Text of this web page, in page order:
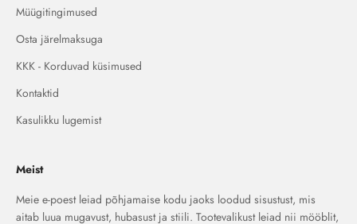
Müügitingimused
Osta järelmaksuga
KKK - Korduvad küsimused
Kontaktid
Kasulikku lugemist
Meist
Meie e-poest leiad põhjamaise kodu jaoks loodud sisustust, mis
aitab luua mugavust, hubasust ja stiili. Tootevalikust leiad nii mööblit,